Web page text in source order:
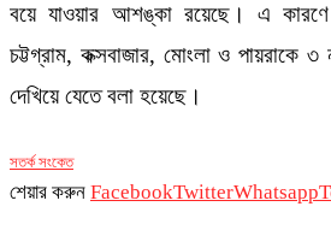
বয়ে যাওয়ার আশঙ্কা রয়েছে। এ
চট্টগ্রাম, কক্সবাজার, মোংলা ও পায়রাকে
দেখিয়ে যেতে বলা হয়েছে।
সতর্ক সংকেত
শেয়ার করুন FacebookTwitterWhatsapp